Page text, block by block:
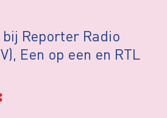
Reporter Radio
Een op een en RTL